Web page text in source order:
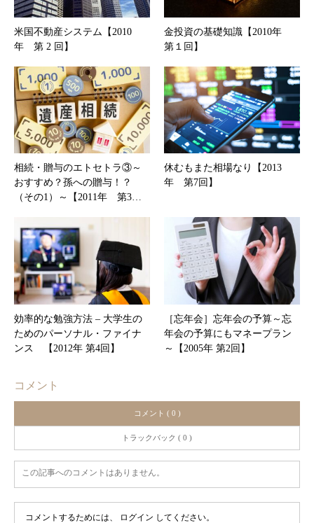
米国不動産システム【2010
年 第 2 回】
金投資の基礎知識【2010年
第１回】
相続・贈与のエトセトラ③～
おすすめ？孫への贈与！？
（その1）～【2011年 第3…
休むもまた相場なり【2013
年 第7回】
効率的な勉強方法 – 大学生の
ためのパーソナル・ファイナ
ンス 【2012年 第4回】
［忘年会］忘年会の予算～忘
年会の予算にもマネープラン
～【2005年 第2回】
コメント
コメント ( 0 )
トラックバック ( 0 )
この記事へのコメントはありません。
コメントするためには、 ログイン してください。